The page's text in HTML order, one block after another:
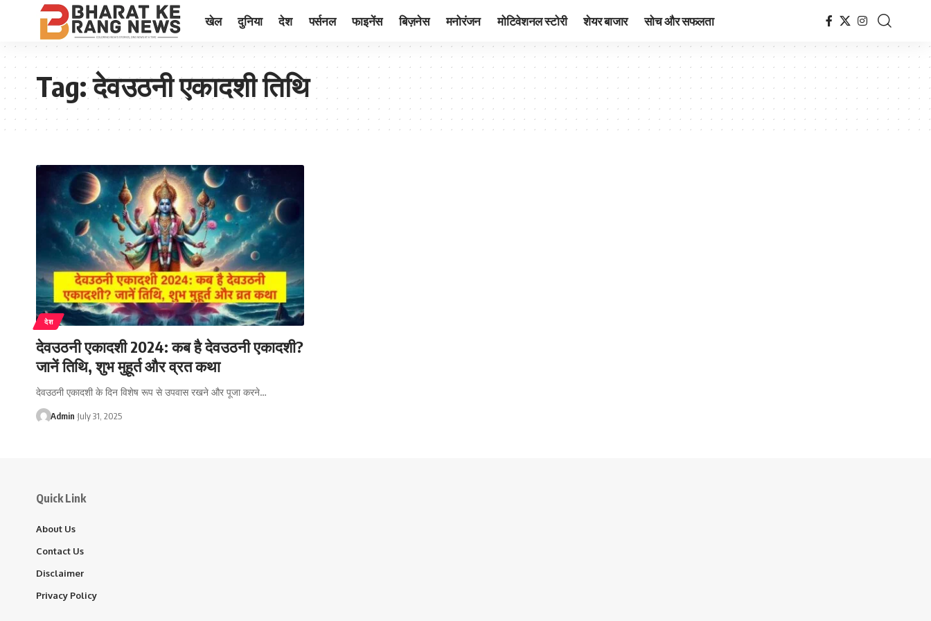
खेल दुनिया देश पर्सनल फाइनेंस बिज़नेस मनोरंजन मोटिवेशनल स्टोरी शेयर बाजार सोच और सफलता
Tag:देवउठनी एकादशी तिथि
देश
देवउठनी एकादशी 2024: कब है देवउठनी एकादशी?
जानें तिथि, शुभ मुहूर्त और व्रत कथा
देवउठनी एकादशी के दिन विशेष रूप से उपवास रखने और पूजा करने…
Admin July 31, 2025
Quick Link
About Us
Contact Us
Disclaimer
Privacy Policy